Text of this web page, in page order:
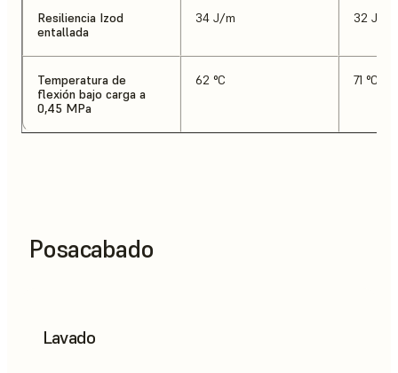
Resiliencia Izod
entallada
34 J/m 32 J/m
Temperatura de
flexión bajo carga a
0,45 MPa
62 °C 71 °C
Posacabado
Lavado